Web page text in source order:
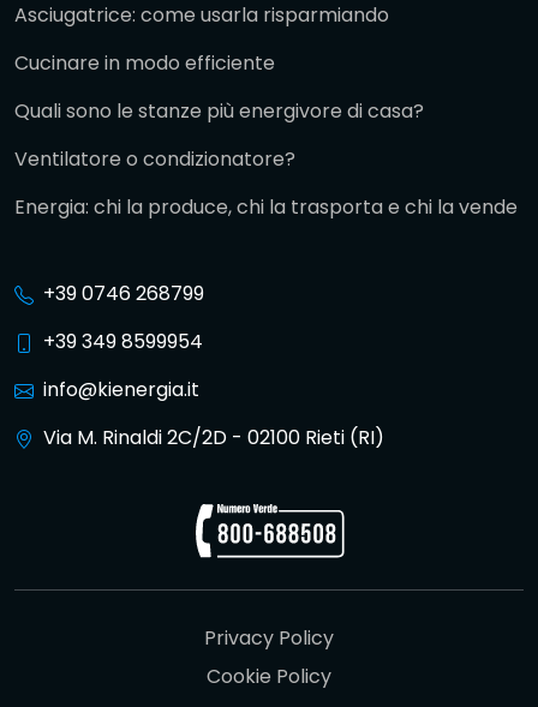
Asciugatrice: come usarla risparmiando
Cucinare in modo efficiente
Quali sono le stanze più energivore di casa?
Ventilatore o condizionatore?
Energia: chi la produce, chi la trasporta e chi la vende
+39 0746 268799
+39 349 8599954
info@kienergia.it
Via M. Rinaldi 2C/2D - 02100 Rieti (RI)
Privacy Policy
Cookie Policy